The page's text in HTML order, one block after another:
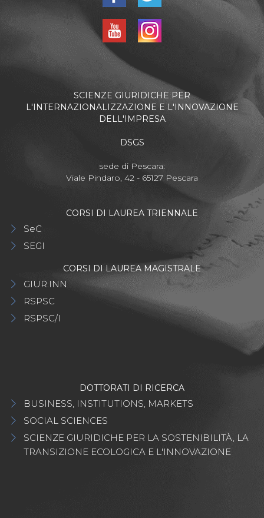
SCIENZE GIURIDICHE PER
L'INTERNAZIONALIZZAZIONE E L'INNOVAZIONE
DELL'IMPRESA
DSGS
sede di Pescara:
Viale Pindaro, 42 - 65127 Pescara
CORSI DI LAUREA TRIENNALE
SeC
SEGI
CORSI DI LAUREA MAGISTRALE
GIUR.INN
RSPSC
RSPSC/I
DOTTORATI DI RICERCA
BUSINESS, INSTITUTIONS, MARKETS
SOCIAL SCIENCES
SCIENZE GIURIDICHE PER LA SOSTENIBILITÀ, LA
TRANSIZIONE ECOLOGICA E L'INNOVAZIONE